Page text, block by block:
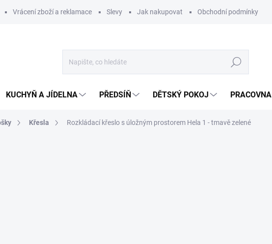
Vrácení zboží a reklamace Slevy Jak nakupovat Obchodní podmínky
Hledat
KUCHYŇ A JÍDELNA PŘEDSÍŇ DĚTSKÝ POKOJ
Křesla Rozkládací křeslo s úložným prostorem Hela 1 - tmavě zelené